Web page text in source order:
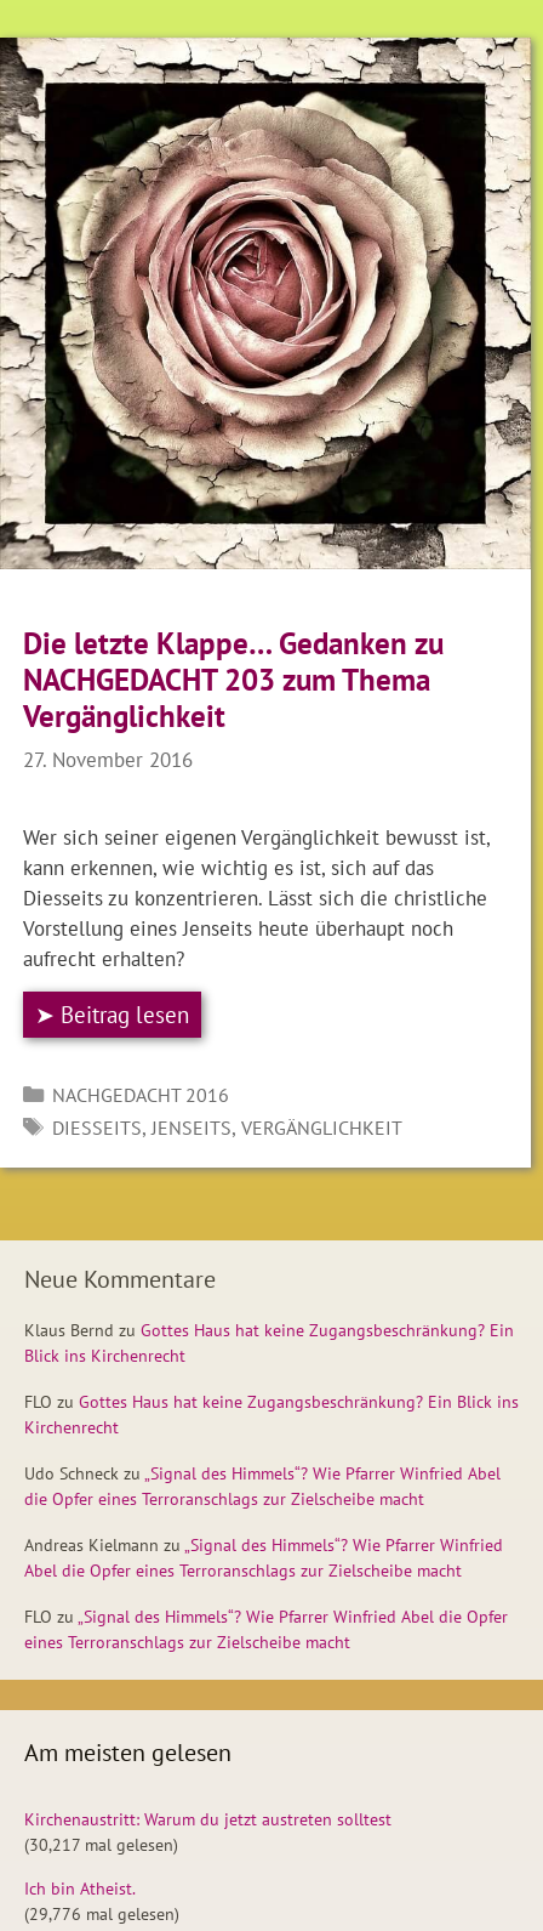
Die letzte Klappe… Gedanken zu
NACHGEDACHT 203 zum Thema
Vergänglichkeit
27. November 2016
Wer sich seiner eigenen Vergänglichkeit bewusst ist,
kann erkennen, wie wichtig es ist, sich auf das
Diesseits zu konzentrieren. Lässt sich die christliche
Vorstellung eines Jenseits heute überhaupt noch
aufrecht erhalten?
➤ Beitrag lesen
Kategorien
NACHGEDACHT 2016
SCHLAGWÖRTER
DIESSEITS,JENSEITS, VERGÄNGLICHKEIT
Neue Kommentare
Klaus Bernd zu Gottes Haus hat keine Zugangsbeschränkung? Ein
Blick ins Kirchenrecht
FLO zu Gottes Haus hat keine Zugangsbeschränkung? Ein Blick ins
Kirchenrecht
Udo Schneck zu „Signal des Himmels“? Wie Pfarrer Winfried Abel
die Opfer eines Terroranschlags zur Zielscheibe macht
Andreas Kielmann zu „Signal des Himmels“? Wie Pfarrer Winfried
Abel die Opfer eines Terroranschlags zur Zielscheibe macht
FLO zu „Signal des Himmels“? Wie Pfarrer Winfried Abel die Opfer
eines Terroranschlags zur Zielscheibe macht
Am meisten gelesen
Kirchenaustritt: Warum du jetzt austreten solltest
(30,217 mal gelesen)
Ich bin Atheist.
(29,776 mal gelesen)